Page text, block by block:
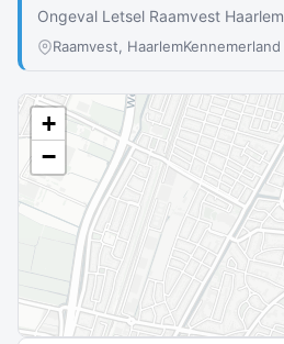
Ongeval Letsel Raamvest Haarlem
Raamvest, HaarlemKennemerland
+
−